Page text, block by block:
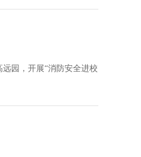
园，开展“消防安全进校